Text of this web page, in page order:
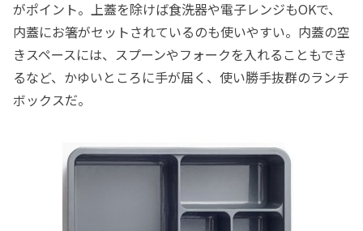
がポイント。上蓋を除けば食洗器や電子レンジもOKで、
内蓋にお箸がセットされているのも使いやすい。内蓋の空
きスペースには、スプーンやフォークを入れることもでき
るなど、かゆいところに手が届く、使い勝手抜群のランチ
ボックスだ。